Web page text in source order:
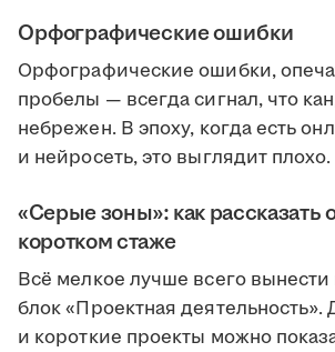
Орфографические ошибки
Орфографические ошибки,
пробелы — всегда сигнал, что
небрежен. В эпоху, когда есть
и нейросеть, это выглядит плохо.
«Серые зоны»: как рассказать
коротком стаже
Всё мелкое лучше всего
блок «Проектная
и короткие проекты можно